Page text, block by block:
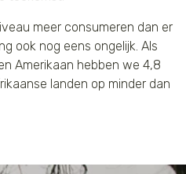
meer consumeren dan er
ook nog eens ongelijk. Als
Amerikaan hebben we 4,8
landen op minder dan